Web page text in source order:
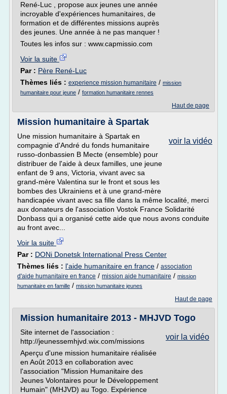
René-Luc , propose aux jeunes une année
incroyable d'expériences humanitaires, de
formation et de différentes missions auprès
des jeunes. Une année à ne pas manquer !
Toutes les infos sur : www.capmissio.com
Voir la suite
Par : Père René-Luc
Thèmes liés : experience mission humanitaire / mission
humanitaire pour jeune / formation humanitaire rennes
Haut de page
Mission humanitaire à Spartak
voir la vidéo
Une mission humanitaire à Spartak en
compagnie d'André du fonds humanitaire
russo-donbassien B Mecte (ensemble) pour
distribuer de l'aide à deux familles, une jeune
enfant de 9 ans, Victoria, vivant avec sa
grand-mère Valentina sur le front et sous les
bombes des Ukrainiens et à une grand-mère
handicapée vivant avec sa fille dans la même localité, merci
aux donateurs de l'association Vostok France Solidarité
Donbass qui a organisé cette aide que nous avons conduite
au front avec...
Voir la suite
Par : DONi Donetsk International Press Center
Thèmes liés : l'aide humanitaire en france / association
d'aide humanitaire en france / mission aide humanitaire / mission
humanitaire en famille / mission humanitaire jeunes
Haut de page
Mission humanitaire 2013 - MHJVD Togo
voir la vidéo
Site internet de l'association :
http://jeunessemhjvd.wix.com/missions
Aperçu d'une mission humanitaire réalisée
en Août 2013 en collaboration avec
l'association "Mission Humanitaire des
Jeunes Volontaires pour le Développement
Humain" (MHJVD) au Togo. Expérience